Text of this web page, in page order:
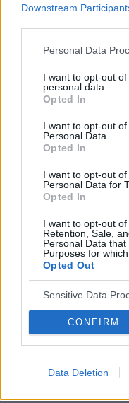
Downstream
Personal Data
I want to opt-out
personal data.
Opted In
I want to opt-out
Personal Data.
Opted In
I want to opt-out
Personal Data for
Opted In
I want to opt-out of
Retention, Sale,
Personal Data
Purposes for
Opted Out
Sensitive Data
CONFIRM
Data Deletion
Czosnek -
Reklama: